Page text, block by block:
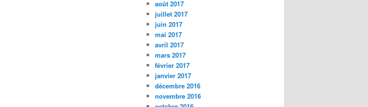
août 2017
juillet 2017
juin 2017
mai 2017
avril 2017
mars 2017
février 2017
janvier 2017
décembre 2016
novembre 2016